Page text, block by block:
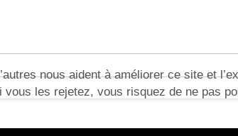
nous aident à améliorer ce site et
les rejetez, vous risquez de ne pas